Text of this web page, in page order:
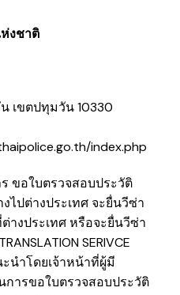
งชาติ
เขตปทุมวัน 10330
index.php
ขอใบตรวจสอบประวัติ
ไปต่างประเทศ จะยื่นวีซ่า
างประเทศ หรือจะยื่นวีซ่า
SERIVCE
นำโดยเจ้าหน้าที่ผู้มี
ารขอใบตรวจสอบประวัติ